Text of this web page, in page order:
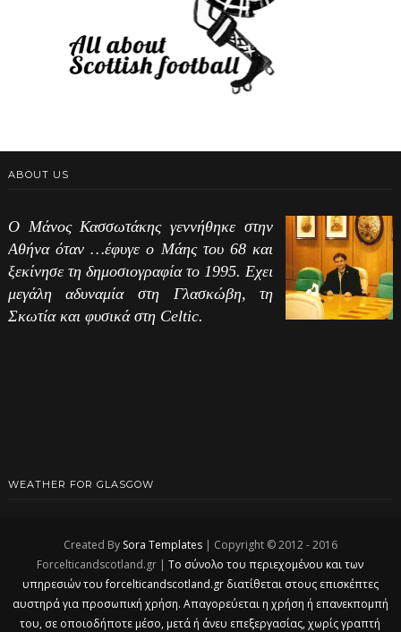
ABOUT US
Ο Μάνος Κασσωτάκης γεννήθηκε στην
Αθήνα όταν …έφυγε ο Μάης του 68 και
ξεκίνησε τη δημοσιογραφία το 1995. Εχει
μεγάλη αδυναμία στη Γλασκώβη, τη
Σκωτία και φυσικά στη Celtic.
WEATHER FOR GLASGOW
Created By Sora Templates| Copyright © 2012 - 2016
Forcelticandscotland.gr |Το σύνολο του περιεχομένου και των
υπηρεσιών του forcelticandscotland.gr διατίθεται στους επισκέπτες
αυστηρά για προσωπική χρήση. Απαγορεύεται η χρήση ή επανεκπομπή
του, σε οποιοδήποτε μέσο, μετά ή άνευ επεξεργασίας, χωρίς γραπτή